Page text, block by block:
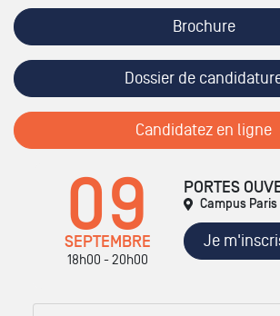
Brochure
Dossier de
Candidatez en ligne
09
SEPTEMBRE
18h00 - 20h00
PORTES
Campus Paris
Je